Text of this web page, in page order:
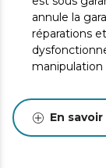
annule la
réparations
En